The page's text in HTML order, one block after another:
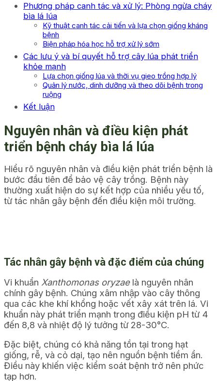
Phương pháp canh tác và xử lý: Phòng ngừa cháy
bìa lá lúa
Kỹ thuật canh tác cải tiến và lựa chọn giống kháng
bệnh
Biện pháp hóa học hỗ trợ xử lý sớm
Các lưu ý và bí quyết hỗ trợ cây lúa phát triển
khỏe mạnh
Lựa chọn giống lúa và thời vụ gieo trồng hợp lý
Quản lý nước, dinh dưỡng và theo dõi bệnh trong
ruộng
Kết luận
Nguyên nhân và điều kiện phát
triển bệnh cháy bìa lá lúa
Hiểu rõ nguyên nhân và điều kiện phát triển bệnh là
bước đầu tiên để bảo vệ cây trồng. Bệnh này
thường xuất hiện do sự kết hợp của nhiều yếu tố,
từ tác nhân gây bệnh đến điều kiện môi trường.
Tác nhân gây bệnh và đặc điểm của chúng
Vi khuẩn Xanthomonas oryzaelà nguyên nhân
chính gây bệnh. Chúng xâm nhập vào cây thông
qua các khe khí khổng hoặc vết xây xát trên lá. Vi
khuẩn này phát triển mạnh trong điều kiện pH từ 4
đến 8,8 và nhiệt độ lý tưởng từ 28-30°C.
Đặc biệt, chúng có khả năng tồn tại trong hạt
giống, rễ, và cỏ dại, tạo nên nguồn bệnh tiềm ẩn.
Điều này khiến việc kiểm soát bệnh trở nên phức
tạp hơn.